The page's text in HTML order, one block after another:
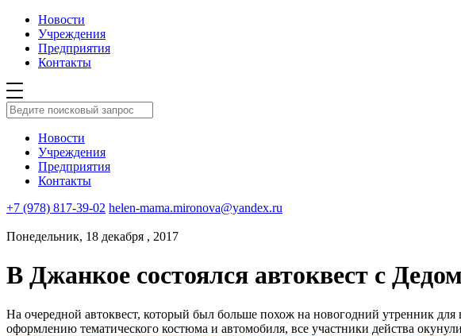
Новости
Учреждения
Предприятия
Контакты
Новости
Учреждения
Предприятия
Контакты
+7 (978) 817-39-02 helen-mama.mironova@yandex.ru
Понедельник, 18 декабря , 2017
В Джанкое состоялся автоквест с
На очередной автоквест, который был больше похож на новогодний утренник
оформлению тематического костюма и автомобиля, все участники действа